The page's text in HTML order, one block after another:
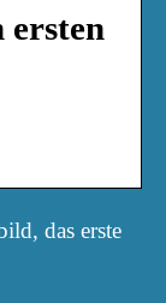
ersten
das erste